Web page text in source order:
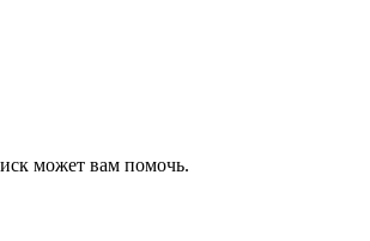
может вам помочь.